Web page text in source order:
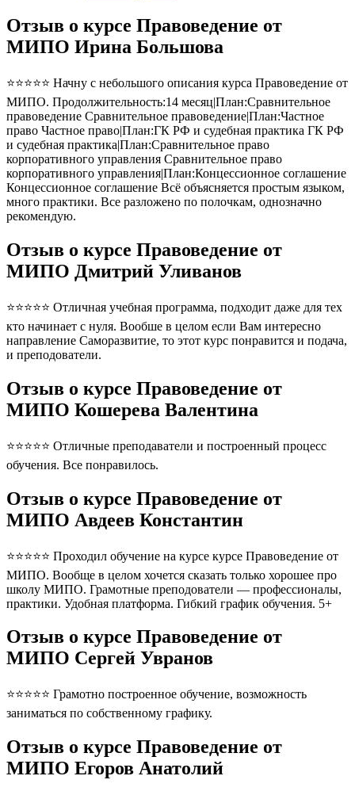
Отзыв о курсе Правоведение от
МИПО Ирина Большова
⭐⭐⭐⭐⭐ Начну с небольшого описания курса Правоведение от
МИПО. Продолжительность:14 месяц|План:Сравнительное
правоведение Сравнительное правоведение|План:Частное
право Частное право|План:ГК РФ и судебная практика ГК РФ
и судебная практика|План:Сравнительное право
корпоративного управления Сравнительное право
корпоративного управления|План:Концессионное соглашение
Концессионное соглашение Всё объясняется простым языком,
много практики. Все разложено по полочкам, однозначно
рекомендую.
Отзыв о курсе Правоведение от
МИПО Дмитрий Уливанов
⭐⭐⭐⭐⭐ Отличная учебная программа, подходит даже для тех
кто начинает с нуля. Вообше в целом если Вам интересно
направление Саморазвитие, то этот курс понравится и подача,
и преподователи.
Отзыв о курсе Правоведение от
МИПО Кошерева Валентина
⭐⭐⭐⭐⭐ Отличные преподаватели и построенный процесс
обучения. Все понравилось.
Отзыв о курсе Правоведение от
МИПО Авдеев Константин
⭐⭐⭐⭐⭐ Проходил обучение на курсе курсе Правоведение от
МИПО. Вообще в целом хочется сказать только хорошее про
школу МИПО. Грамотные преподователи — профессионалы,
практики. Удобная платформа. Гибкий график обучения. 5+
Отзыв о курсе Правоведение от
МИПО Сергей Увранов
⭐⭐⭐⭐⭐ Грамотно построенное обучение, возможность
заниматься по собственному графику.
Отзыв о курсе Правоведение от
МИПО Егоров Анатолий